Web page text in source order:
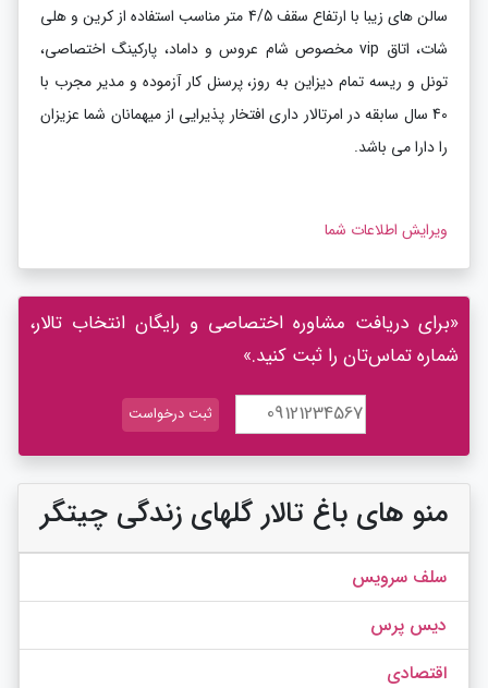
سالن های زیبا با ارتفاع سقف 4/5 متر مناسب استفاده از کرین و هلی
شات، اتاق vip مخصوص شام عروس و داماد، پارکینگ اختصاصی،
تونل و ریسه تمام دیزاین به روز، پرسنل کار آزموده و مدیر مجرب با
40 سال سابقه در امرتالار داری افتخار پذیرایی از میهمانان شما عزیزان
را دارا می باشد.
ویرایش اطلاعات شما
«برای دریافت مشاوره اختصاصی و رایگان انتخاب تالار،
شماره تماس‌تان را ثبت کنید.»
منو های باغ تالار گلهای زندگی چیتگر
سلف سرویس
دیس پرس
اقتصادی